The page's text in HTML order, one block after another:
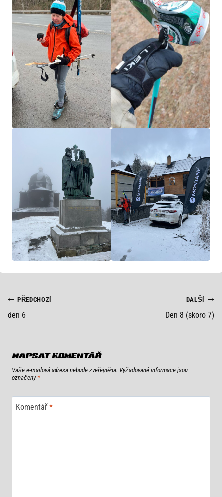
NAVIGACE
PRO
PŘEDCHOZÍ
den 6
DALŠÍ
Den 8 (skoro 7)
NAPSAT KOMENTÁŘ
Vaše e-mailová adresa nebude zveřejněna. Vyžadované informace jsou
označeny *
Komentář*